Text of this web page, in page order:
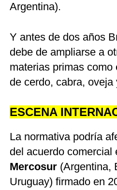
Argentina).
Y antes de dos años
debe de ampliarse a
materias primas
de cerdo, cabra,
ESCENA
La normativa podría
del acuerdo comercial
Mercosur (Argentina,
Uruguay) firmado en